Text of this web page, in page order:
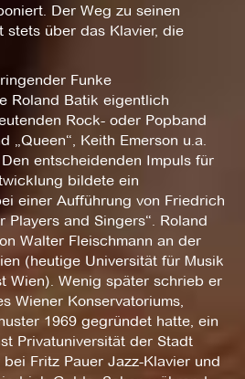
Der Weg zu seinen
stets über das Klavier, die
Funke
Roland Batik eigentlich
Rock- oder Popband
„Queen“, Keith Emerson u.a.
entscheidenden Impuls für
bildete ein
einer Aufführung von Friedrich
Players and Singers“. Roland
Walter Fleischmann an der
(heutige Universität für Musik
Wien). Wenig später schrieb er
Wiener Konservatoriums,
1969 gegründet hatte, ein
Privatuniversität der Stadt
Fritz Pauer Jazz-Klavier und